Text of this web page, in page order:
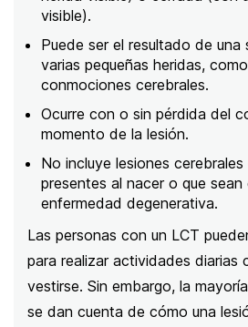
visible).
Puede ser el resultado de una
varias pequeñas heridas,
conmociones cerebrales.
Ocurre con o sin pérdida del
momento de la lesión.
No incluye lesiones cerebrales
presentes al nacer o que
enfermedad degenerativa.
Las personas con un LCT
para realizar actividades diarias
vestirse. Sin embargo, la
se dan cuenta de cómo una